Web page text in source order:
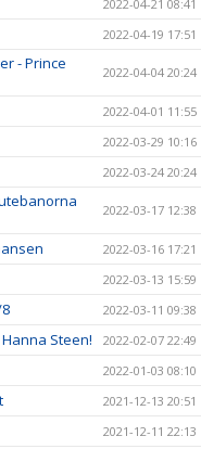
2022-04-21 08:41
2022-04-19 17:51
- Prince
2022-04-04 20:24
2022-04-01 11:55
2022-03-29 10:16
2022-03-24 20:24
2022-03-17 12:38
2022-03-16 17:21
2022-03-13 15:59
2022-03-11 09:38
Steen! 2022-02-07 22:49
2022-01-03 08:10
2021-12-13 20:51
2021-12-11 22:13